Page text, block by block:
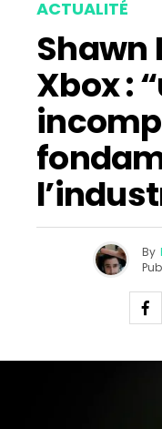
ACTUALITÉ
Shawn
Xbox :
By